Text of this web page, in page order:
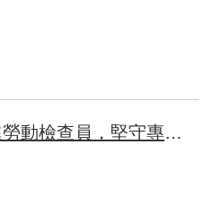
洪申翰部長勉勵新進勞動檢查員，堅守專業廉潔，守護勞工權益